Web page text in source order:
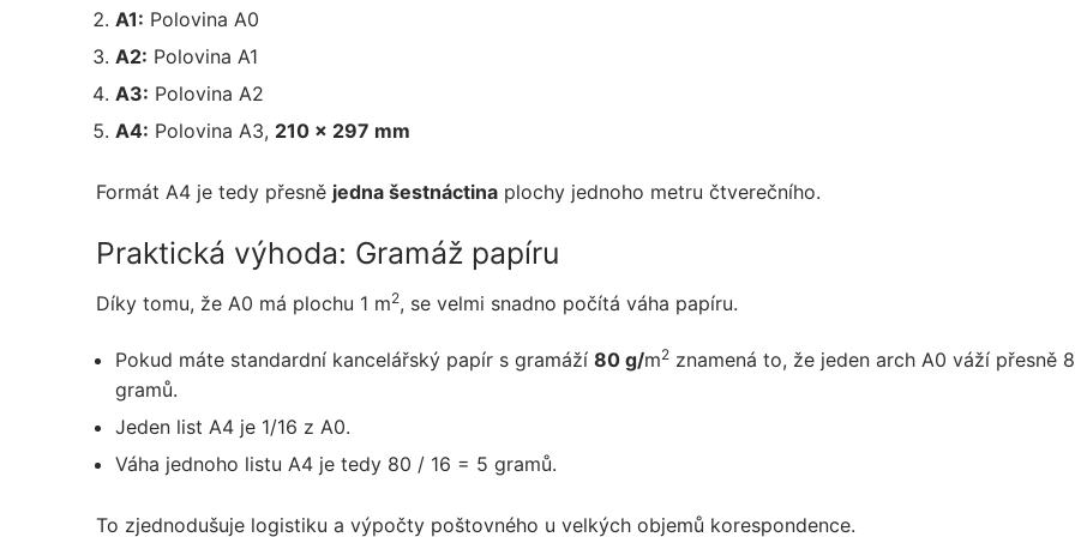
A1: Polovina A0
A2: Polovina A1
A3: Polovina A2
A4: Polovina A3, 210 x 297 mm
Formát A4 je tedy přesně jedna šestnáctina plochy jednoho metru čtverečního.
Praktická výhoda: Gramáž papíru
Díky tomu, že A0 má plochu 1 m2, se velmi snadno počítá váha papíru.
Pokud máte standardní kancelářský papír s gramáží 80 g/m2 znamená to, že jeden arch A0 váží přesně
gramů.
Jeden list A4 je 1/16 z A0.
Váha jednoho listu A4 je tedy 80 / 16 = 5 gramů.
To zjednodušuje logistiku a výpočty poštovného u velkých objemů korespondence.